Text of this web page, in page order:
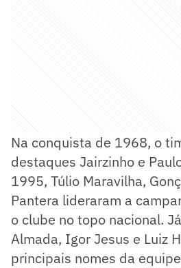
Na conquista de 1968, o
destaques Jairzinho e
1995, Túlio Maravilha,
Pantera lideraram a
o clube no topo nacional.
Almada, Igor Jesus e Luiz
principais nomes da